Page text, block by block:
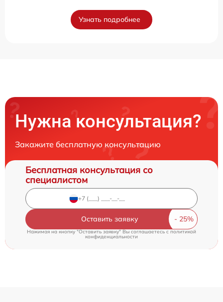
Узнать подробнее
Нужна консультация?
Закажите бесплатную консультацию
Бесплатная консультация со
специалистом
Оставить заявку
Нажимая на кнопку "Оставить заявку" Вы соглашаетесь cполитикой
конфиденциальности